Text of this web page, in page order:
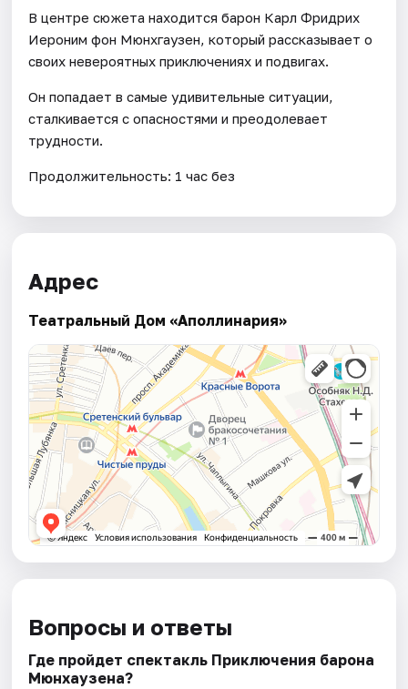
В центре сюжета находится барон Карл Фридрих
Иероним фон Мюнхгаузен, который рассказывает о
своих невероятных приключениях и подвигах.
Он попадает в самые удивительные ситуации,
сталкивается с опасностями и преодолевает
трудности.
Продолжительность: 1 час без
Адрес
Театральный Дом «Аполлинария»
Вопросы и ответы
Где пройдет спектакль Приключения барона
Мюнхаузена?